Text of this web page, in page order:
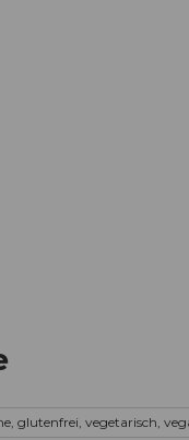
glutenfrei, vegetarisch,